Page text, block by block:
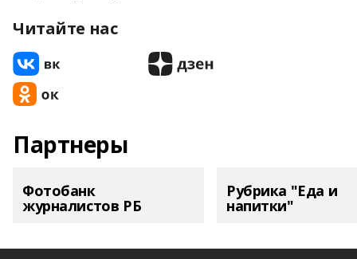
Читайте нас
Партнеры
Фотобанк
журналистов РБ
Рубрика "Еда и
напитки"